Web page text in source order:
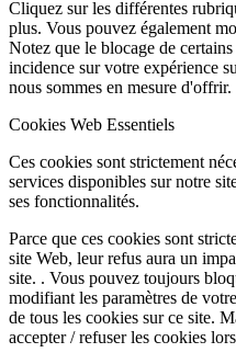
Cliquez sur les différentes
plus. Vous pouvez également
Notez que le blocage de
incidence sur votre expérience
nous sommes en mesure d'offrir.
Cookies Web Essentiels
Ces cookies sont strictement
services disponibles sur notre
ses fonctionnalités.
Parce que ces cookies sont
site Web, leur refus aura un
site. . Vous pouvez toujours
modifiant les paramètres de
de tous les cookies sur ce site.
accepter / refuser les cookies